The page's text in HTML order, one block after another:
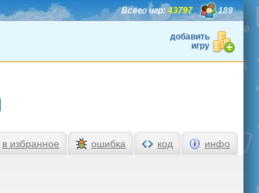
189
Всего игр:43797
добавить
игру
в избранное ошибка код инфо